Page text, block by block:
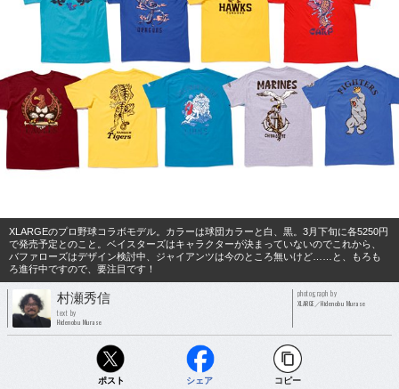
XLARGEのプロ野球コラボモデル。カラーは球団カラーと白、黒。3月下旬に各5250円
で発売予定とのこと。ベイスターズはキャラクターが決まっていないのでこれから、
バファローズはデザイン検討中、ジャイアンツは今のところ無いけど……と、もろも
ろ進行中ですので、要注目です！
村瀬秀信
text by
Hidenobu Murase
photograph by
XLARGE／Hidenobu Murase
ポスト シェア コピー